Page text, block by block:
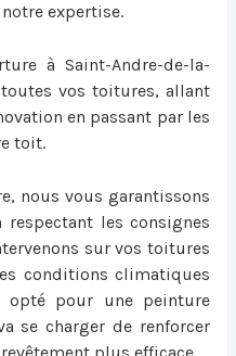
expertise.
à Saint-Andre-de-la-
vos toitures, allant
en passant par les
toit.
nous vous garantissons
les consignes
sur vos toitures
conditions climatiques
opté pour une peinture
se charger de renforcer